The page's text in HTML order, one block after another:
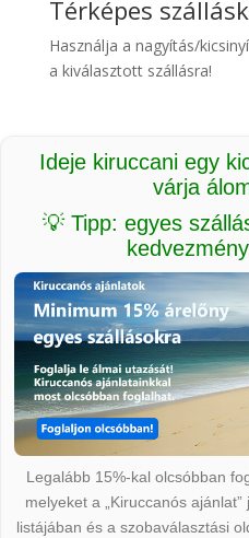
Térképes
Használja a nagyítás/
a kiválasztott szállásra!
Ideje kiruccani egy
várja
💡 Tipp: egyes
Legalább 15%-kal olcsóbban
melyeket a „Kiruccanós
listájában és a szobaválasztási